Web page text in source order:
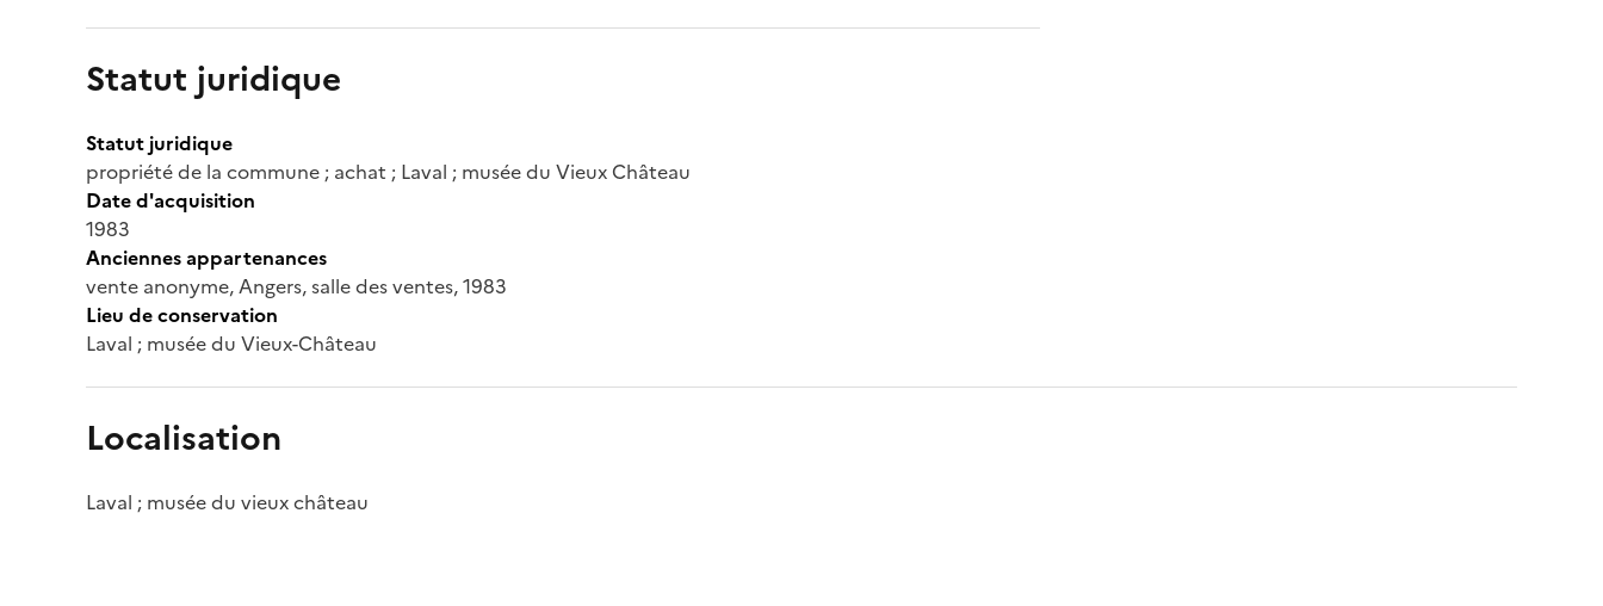
Statut juridique
Statut juridique
propriété de la commune ; achat ; Laval ; musée du Vieux Château
Date d'acquisition
1983
Anciennes appartenances
vente anonyme, Angers, salle des ventes, 1983
Lieu de conservation
Laval ; musée du Vieux-Château
Localisation
Laval ; musée du vieux château